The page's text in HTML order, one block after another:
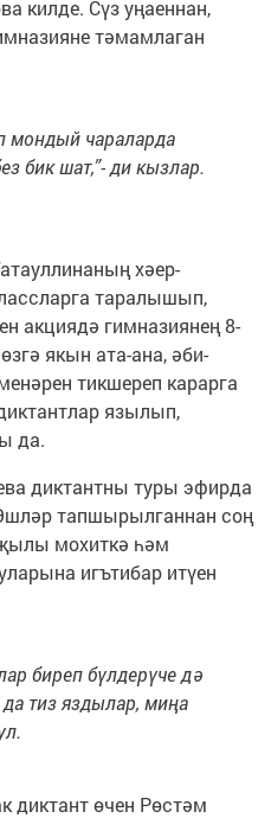
килде. Сүз уңаеннан,
тәмамлаган
мондый чараларда
бик шат,”- ди кызлар.
хәер-
таралышып,
акциядә гимназиянең 8-
якын ата-ана, әби-
тикшереп карарга
язылып,
да.
диктантны туры эфирда
тапшырылганнан соң
мохиткә һәм
игътибар итүен
биреп бүлдерүче дә
тиз яздылар, миңа
диктант өчен Рөстәм